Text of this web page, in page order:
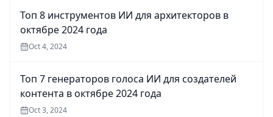
Топ 8 инструментов ИИ для архитекторов в
октябре 2024 года
Oct 4, 2024
Топ 7 генераторов голоса ИИ для создателей
контента в октябре 2024 года
Oct 3, 2024